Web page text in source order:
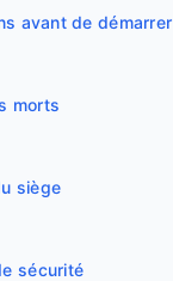
avant de démarrer
morts
siège
sécurité